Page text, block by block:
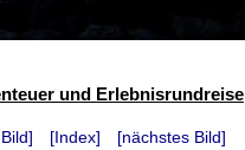
und Erlebnisrundreise
[Index] [nächstes Bild]